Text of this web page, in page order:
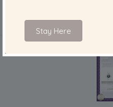
IN IHREM
Stay Here